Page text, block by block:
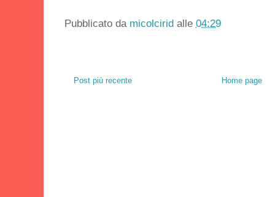
Pubblicato da micolcirid alle 04:29
Post più recente Home page